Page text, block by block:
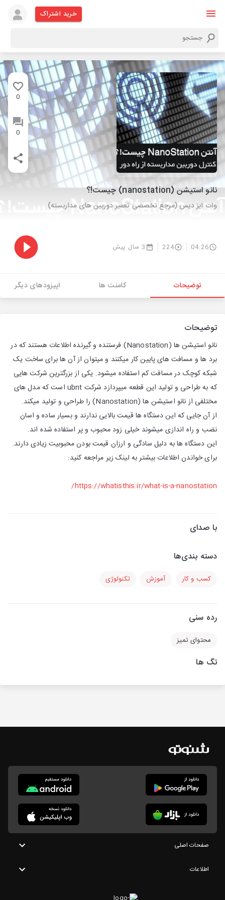
خرید اشتراک
0
0
نانو استیشن (nanostation) چیست!؟
وات ایز دیس (مرجع تخصصی تعمیر دوربین های مداربسته)
04:26
224 3 سال پیش
توضیحات کامنت ها اپیزودهای دیگر
توضیحات
نانو استیشن ها (Nanostation) فرستنده و گیرنده اطلاعات هستند که در
برد ها و مسافت های پایین کار میکنند و میتوان از آن ها برای ساخت یک
شبکه کوچک در مسافت کم استفاده میشود. یکی از بزرگترین شرکت هایی
که به طراحی و تولید این قطعه میپردازد شرکت ubnt است که مدل های
مختلفی از نانو استیشن ها (Nanostation) را طراحی و تولید میکند.
از آن جایی که این دستگاه ها قیمت بالایی ندارند و بسیار ساده و اسان
نضب و راه اندازی میشوند خیلی زود محبوب و پر استفاده شده اند.
این دستگاه ها به دلیل سادگی و ارزان قیمت بودن محبوبیت زیادی دارند.
برای خواندن اطلاعات بیشتر به لینک زیر مراجعه کنید:
https://whatisthis.ir/what-is-a-nanostation/
با صدای
دسته بندی‌ها
کسب و کار آموزش تکنولوژی
رده سنی
محتوای تمیز
تگ ها
صفحات اصلی
اطلاعات